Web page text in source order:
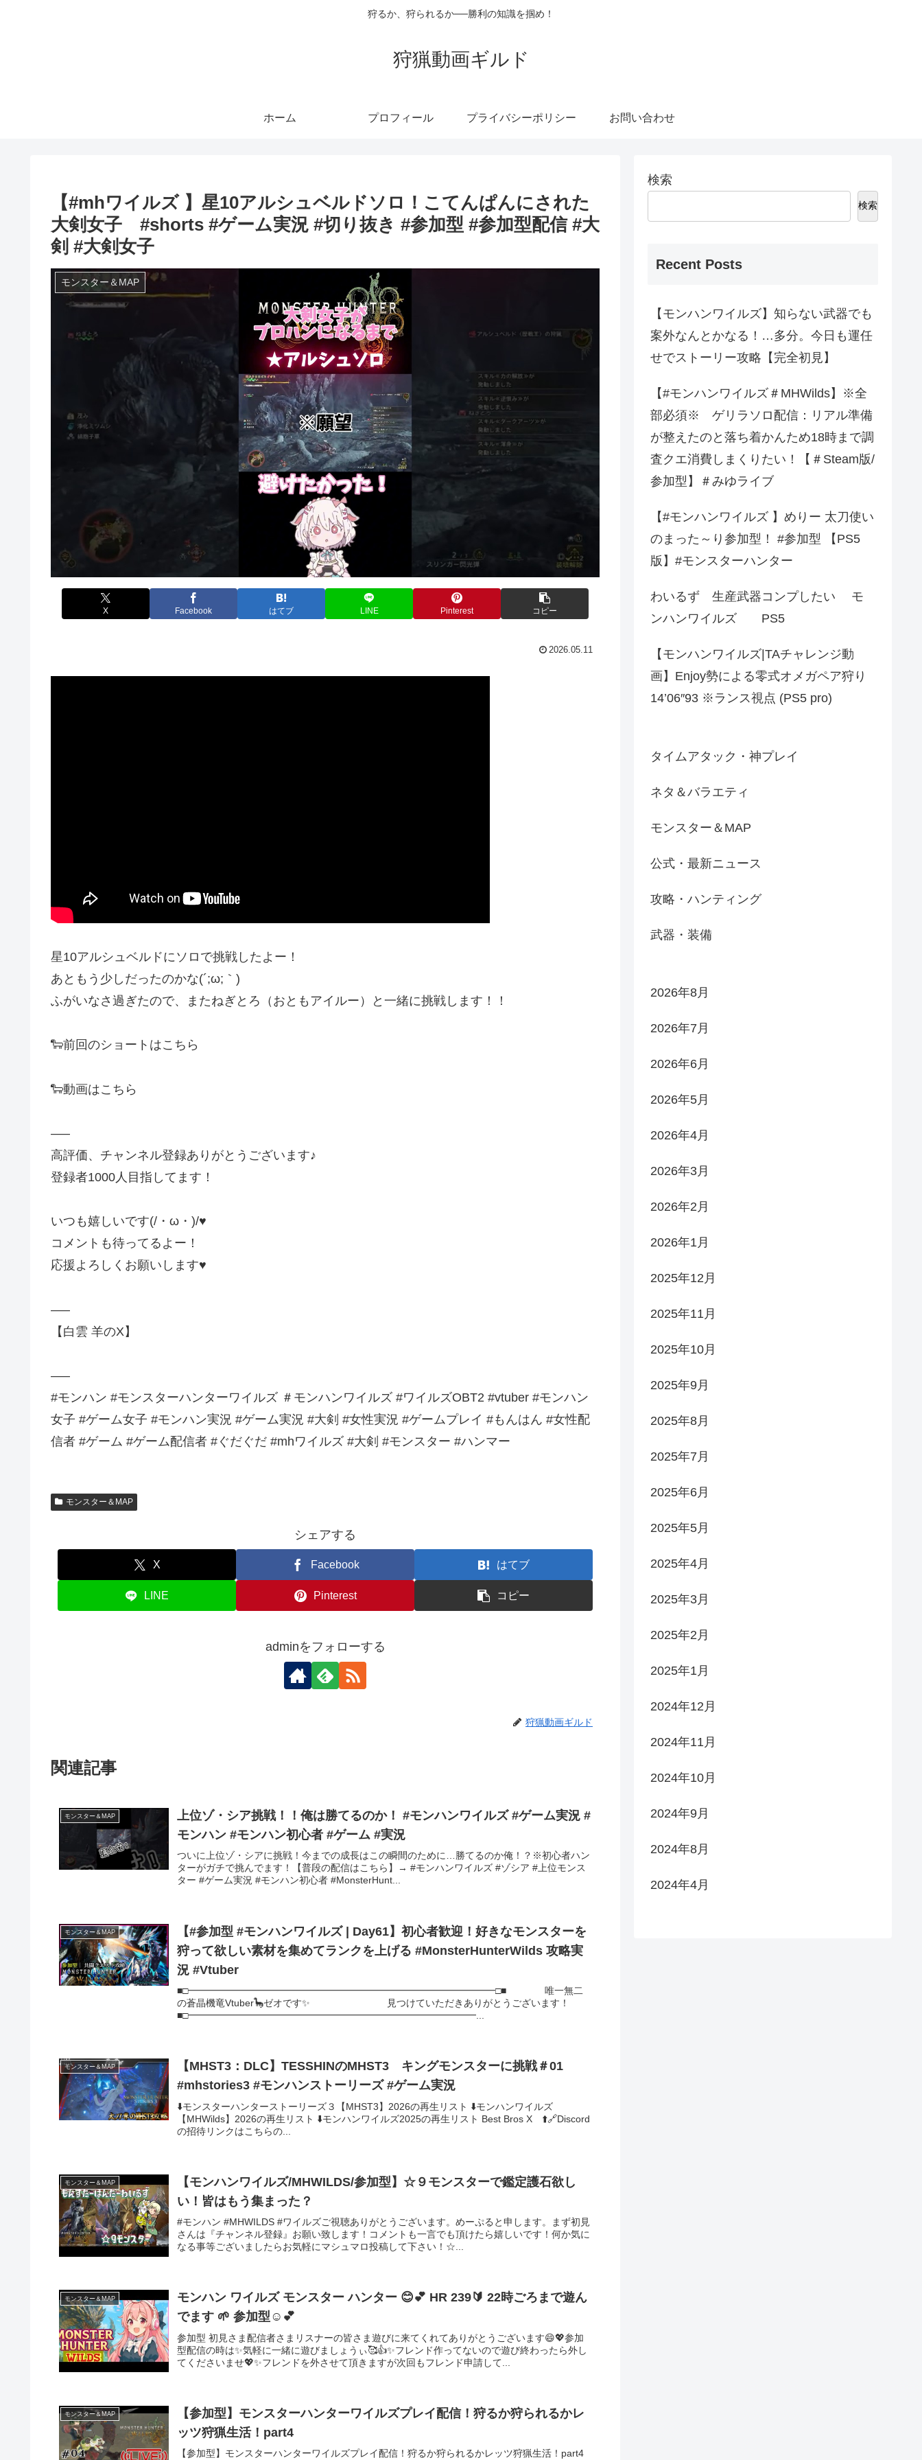
狩るか、狩られるか──勝利の知識を掴め！
狩猟動画ギルド
ホーム プロフィール プライバシーポリシー お問い合わせ
【#mhワイルズ 】星10アルシュベルドソロ！こてんぱんにされた
大剣女子 #shorts #ゲーム実況 #切り抜き #参加型 #参加型配信 #大
剣 #大剣女子
モンスター＆MAP
X Facebook はてブ LINE Pinterest コピー
2026.05.11
星10アルシュベルドにソロで挑戦したよー！
あともう少しだったのかな(´;ω;｀)
ふがいなさ過ぎたので、またねぎとろ（おともアイルー）と一緒に挑戦します！！
🐑前回のショートはこちら
🐑動画はこちら
—–
高評価、チャンネル登録ありがとうございます♪
登録者1000人目指してます！
いつも嬉しいです(/・ω・)/♥
コメントも待ってるよー！
応援よろしくお願いします♥
—–
【白雲 羊のX】
—–
#モンハン #モンスターハンターワイルズ ＃モンハンワイルズ #ワイルズOBT2 #vtuber #モンハン
女子 #ゲーム女子 #モンハン実況 #ゲーム実況 #大剣 #女性実況 #ゲームプレイ #もんはん #女性配
信者 #ゲーム #ゲーム配信者 #ぐだぐだ #mhワイルズ #大剣 #モンスター #ハンマー
モンスター＆MAP
シェアする
X Facebook はてブ
LINE Pinterest コピー
adminをフォローする
狩猟動画ギルド
関連記事
モンスター＆MAP
上位ゾ・シア挑戦！！俺は勝てるのか！ #モンハンワイルズ #ゲーム実況 #
モンハン #モンハン初心者 #ゲーム #実況
ついに上位ゾ・シアに挑戦！今までの成長はこの瞬間のために…勝てるのか俺！？※初心者ハン
ターがガチで挑んでます！【普段の配信はこちら】→ #モンハンワイルズ #ゾシア #上位モンス
ター #ゲーム実況 #モンハン初心者 #MonsterHunt...
モンスター＆MAP
【#参加型 #モンハンワイルズ | Day61】初心者歓迎！好きなモンスターを
狩って欲しい素材を集めてランクを上げる #MonsterHunterWilds 攻略実
況 #Vtuber
■□━━━━━━━━━━━━━━━━━━━━━━━━━━━━━━━━□■ 唯一無二
の蒼晶機竜Vtuber🦕ゼオです✨ 見つけていただきありがとうございます！
■□━━━━━━━━━━━━━━━━━━━━━━━━━━━━━━...
モンスター＆MAP
【MHST3：DLC】TESSHINのMHST3 キングモンスターに挑戦＃01
#mhstories3 #モンハンストーリーズ #ゲーム実況
⬇️モンスターハンターストーリーズ３【MHST3】2026の再生リスト ⬇️モンハンワイルズ
【MHWilds】2026の再生リスト ⬇️モンハンワイルズ2025の再生リスト Best Bros X ⬆️🔗Discord
の招待リンクはこちらの...
モンスター＆MAP
【モンハンワイルズ/MHWILDS/参加型】☆９モンスターで鑑定護石欲し
い！皆はもう集まった？
#モンハン #MHWILDS #ワイルズご視聴ありがとうございます。めーぷると申します。まず初見
さんは『チャンネル登録』お願い致します！コメントも一言でも頂けたら嬉しいです！何か気に
なる事等ございましたらお気軽にマシュマロ投稿して下さい！☆...
モンスター＆MAP
モンハン ワイルズ モンスター ハンター 😊💕 HR 239🔰 22時ごろまで遊ん
でます 🌱 参加型☺️💕
参加型 初見さま配信者さまリスナーの皆さま遊びに来てくれてありがとうございます😄💖参加
型配信の時は✨気軽に一緒に遊びましょうぃ🥰👍✨フレンド作ってないので遊び終わったら外し
てくださいませ💖✨フレンドを外させて頂きますが次回もフレンド申請して...
モンスター＆MAP
【参加型】モンスターハンターワイルズプレイ配信！狩るか狩られるかレ
ッツ狩猟生活！part4
【参加型】モンスターハンターワイルズプレイ配信！狩るか狩られるかレッツ狩猟生活！part4
検索
検索
Recent Posts
【モンハンワイルズ】知らない武器でも
案外なんとかなる！…多分。今日も運任
せでストーリー攻略【完全初見】
【#モンハンワイルズ＃MHWilds】※全
部必須※ ゲリラソロ配信：リアル準備
が整えたのと落ち着かんため18時まで調
査クエ消費しまくりたい！【＃Steam版/
参加型】＃みゆライブ
【#モンハンワイルズ 】めりー 太刀使い
のまった～り参加型！ #参加型 【PS5
版】#モンスターハンター
わいるず 生産武器コンプしたい モ
ンハンワイルズ PS5
【モンハンワイルズ|TAチャレンジ動
画】Enjoy勢による零式オメガペア狩り
14’06″93 ※ランス視点 (PS5 pro)
タイムアタック・神プレイ
ネタ＆バラエティ
モンスター＆MAP
公式・最新ニュース
攻略・ハンティング
武器・装備
2026年8月
2026年7月
2026年6月
2026年5月
2026年4月
2026年3月
2026年2月
2026年1月
2025年12月
2025年11月
2025年10月
2025年9月
2025年8月
2025年7月
2025年6月
2025年5月
2025年4月
2025年3月
2025年2月
2025年1月
2024年12月
2024年11月
2024年10月
2024年9月
2024年8月
2024年4月